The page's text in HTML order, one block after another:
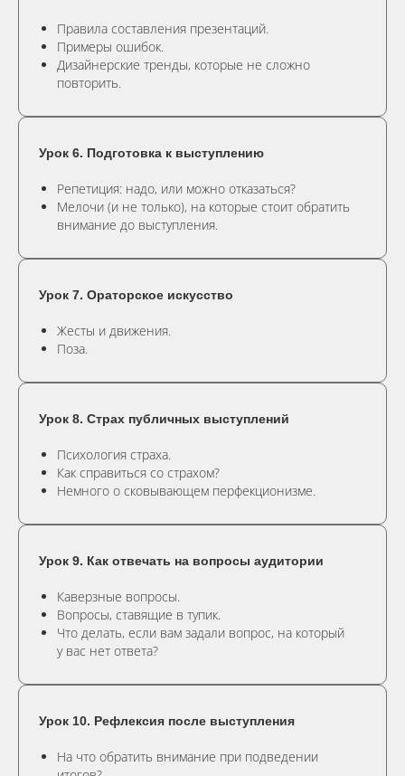
Правила составления презентаций.
Примеры ошибок.
Дизайнерские тренды, которые не сложно
повторить.
Урок 6. Подготовка к выступлению
Репетиция: надо, или можно отказаться?
Мелочи (и не только), на которые стоит обратить
внимание до выступления.
Урок 7. Ораторское искусство
Жесты и движения.
Поза.
Урок 8. Страх публичных выступлений
Психология страха.
Как справиться со страхом?
Немного о сковывающем перфекционизме.
Урок 9. Как отвечать на вопросы аудитории
Каверзные вопросы.
Вопросы, ставящие в тупик.
Что делать, если вам задали вопрос, на который
у вас нет ответа?
Урок 10. Рефлексия после выступления
На что обратить внимание при подведении